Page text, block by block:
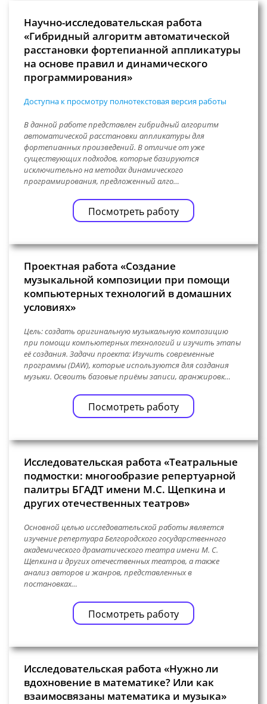
Научно-исследовательская работа
«Гибридный алгоритм автоматической
расстановки фортепианной аппликатуры
на основе правил и динамического
программирования»
Доступна к просмотру полнотекстовая версия работы
В данной работе представлен гибридный алгоритм
автоматической расстановки аппликатуры для
фортепианных произведений. В отличие от уже
существующих подходов, которые базируются
исключительно на методах динамического
программирования, предложенный алго…
Посмотреть работу
Проектная работа «Создание
музыкальной композиции при помощи
компьютерных технологий в домашних
условиях»
Цель: создать оригинальную музыкальную композицию
при помощи компьютерных технологий и изучить этапы
её создания. Задачи проекта: Изучить современные
программы (DAW), которые используются для создания
музыки. Освоить базовые приёмы записи, аранжировк…
Посмотреть работу
Исследовательская работа «Театральные
подмостки: многообразие репертуарной
палитры БГАДТ имени М.С. Щепкина и
других отечественных театров»
Основной целью исследовательской работы является
изучение репертуара Белгородского государственного
академического драматического театра имени М. С.
Щепкина и других отечественных театров, а также
анализ авторов и жанров, представленных в
постановках…
Посмотреть работу
Исследовательская работа «Нужно ли
вдохновение в математике? Или как
взаимосвязаны математика и музыка»